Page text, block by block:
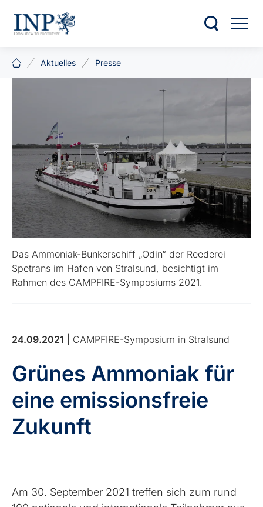
Aktuelles Presse
Das Ammoniak-Bunkerschiff „Odin“ der Reederei
Spetrans im Hafen von Stralsund, besichtigt im
Rahmen des CAMPFIRE-Symposiums 2021.
24.09.2021 | CAMPFIRE-Symposium in Stralsund
Grünes Ammoniak für
eine emissionsfreie
Zukunft
Am 30. September 2021 treffen sich zum rund